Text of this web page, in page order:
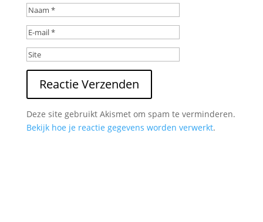
Reactie Verzenden
Deze site gebruikt Akismet om spam te verminderen.
Bekijk hoe je reactie gegevens worden verwerkt.